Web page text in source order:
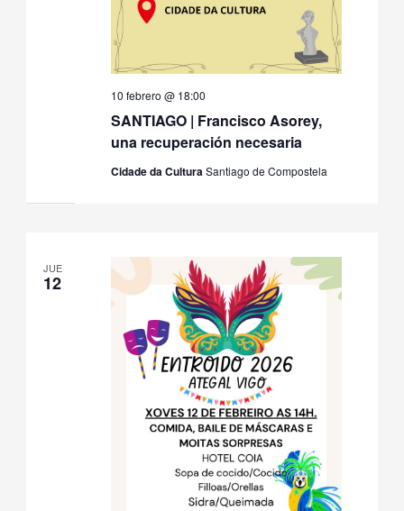
SANTIAGO | Francisco Asorey,
una recuperación necesaria
10 febrero @ 18:00
Cidade da CulturaSantiago de Compostela
JUE
12